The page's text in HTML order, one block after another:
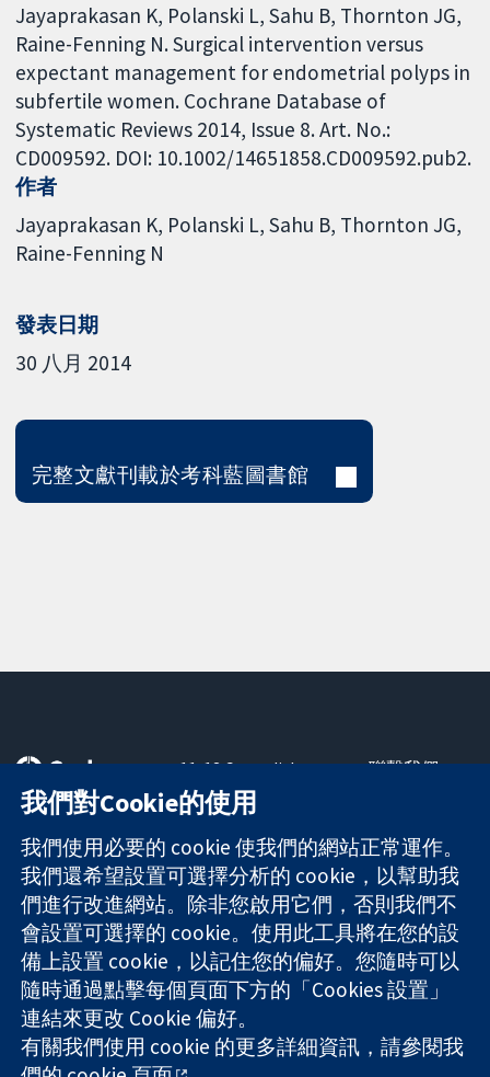
Jayaprakasan K, Polanski L, Sahu B, Thornton JG,
Raine-Fenning N. Surgical intervention versus
expectant management for endometrial polyps in
subfertile women. Cochrane Database of
Systematic Reviews 2014, Issue 8. Art. No.:
CD009592. DOI: 10.1002/14651858.CD009592.pub2.
作者
Jayaprakasan K Polanski L Sahu B Thornton JG
Raine-Fenning N
發表日期
30 八月 2014
完整文獻刊載於考科藍圖書館
可信任實證
知情決定
更完善的健康照
護
11-13 Cavendish
Square
London
W1G 0AN
United Kingdom
聯繫我們
關於我們
工作機會
Cochrane
Library
The Cochrane Collaboration is a charity (no. 1045921) and a
company limited by guarantee (no. 03044323) registered in
England & Wales. VAT registration number GB 718 2127 49.
我們對Cookie的使用
我們使用必要的 cookie 使我們的網站正常運作。
我們還希望設置可選擇分析的 cookie，以幫助我
們進行改進網站。除非您啟用它們，否則我們不
會設置可選擇的 cookie。使用此工具將在您的設
備上設置 cookie，以記住您的偏好。您隨時可以
隨時通過點擊每個頁面下方的「Cookies 設置」
連結來更改 Cookie 偏好。
有關我們使用 cookie 的更多詳細資訊，請參閱我